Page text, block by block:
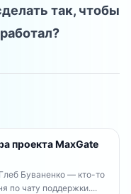
так, чтобы
проекта MaxGate
Буваненко — кто-то
по чату поддержки....